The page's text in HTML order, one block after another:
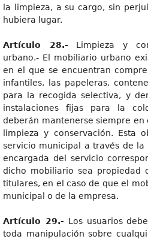
la limpieza, a su cargo, sin
hubiera lugar.
Artículo 28.- Limpieza y
urbano.- El mobiliario urbano
en el que se encuentran
infantiles, las papeleras,
para la recogida selectiva, y
instalaciones fijas para la
deberán mantenerse siempre en
limpieza y conservación. Esta
servicio municipal a través de la
encargada del servicio
dicho mobiliario sea propiedad
titulares, en el caso de que el
municipal o de la empresa.
Artículo 29.- Los usuarios
toda manipulación sobre